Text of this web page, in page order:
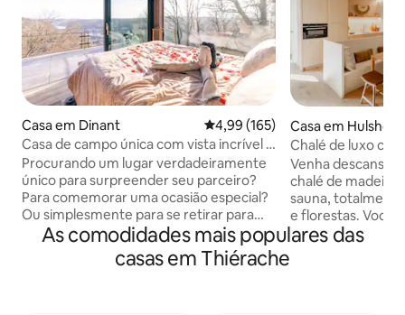
Casa em Dinant Classificação média de 4,99 em
4,99 (165)
Casa de campo única com vista incrível e
bem-estar privado
Procurando um lugar verdadeiramente
único para surpreender seu parceiro?
Para comemorar uma ocasião especial?
Ou simplesmente para se retirar para
um local tranquilo depois de um dia
estressante? Então venha para El
Clandestino - Luna, localizado no meio
Casa em Hulshout
Chalé de luxo
tranquilidade
Venha descansar
chalé de madeira
sauna,
e florestas. Você
reserva natural
As comodidades mais populares das
casas em Thiérache